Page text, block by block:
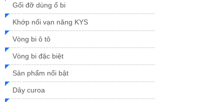
Gối đỡ dùng ổ bi
Khớp nối vạn năng KYS
Vòng bi ô tô
Vòng bi đặc biệt
Sản phẩm nổi bật
Dây curoa